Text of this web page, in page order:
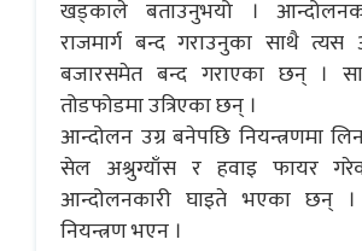
खड्काले बताउनुभयो ।
राजमार्ग बन्द गराउनुका साथै त्यस
बजारसमेत बन्द गराएका छन् ।
तोडफोडमा उत्रिएका छन् ।
आन्दोलन उग्र बनेपछि नियन्त्रणमा
सेल अश्रुग्याँस र हवाइ फायर
आन्दोलनकारी घाइते भएका छन्
नियन्त्रण भएन ।